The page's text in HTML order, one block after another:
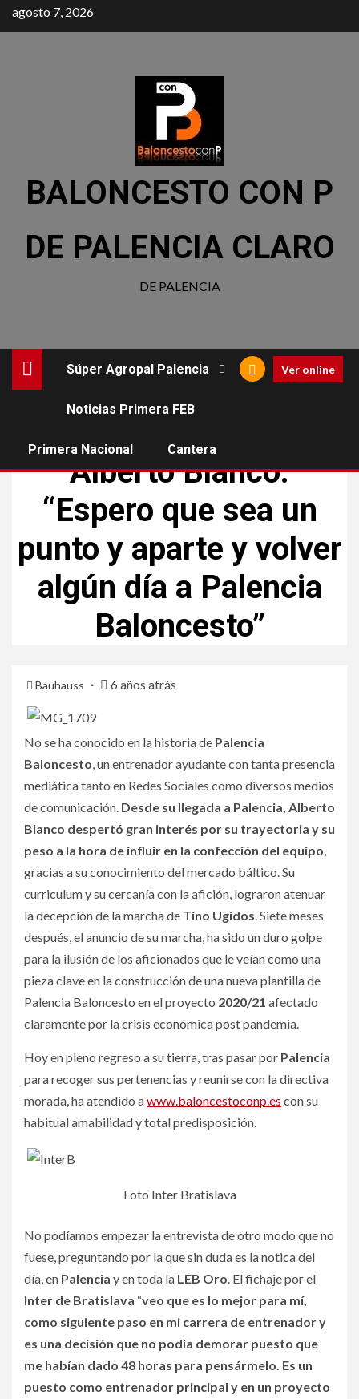
agosto 7, 2026
BALONCESTO CON P
DE PALENCIA CLARO
DE PALENCIA
Súper Agropal Palencia
Noticias Primera FEB
Primera Nacional Cantera
Ver online
Alberto Blanco:
“Espero que sea un
punto y aparte y volver
algún día a Palencia
Baloncesto”
Bauhauss 6 años atrás
No se ha conocido en la historia de Palencia
Baloncesto, un entrenador ayudante con tanta presencia
mediática tanto en Redes Sociales como diversos medios
de comunicación. Desde su llegada a Palencia, Alberto
Blanco despertó gran interés por su trayectoria y su
peso a la hora de influir en la confección del equipo,
gracias a su conocimiento del mercado báltico. Su
curriculum y su cercanía con la afición, lograron atenuar
la decepción de la marcha de Tino Ugidos. Siete meses
después, el anuncio de su marcha, ha sido un duro golpe
para la ilusión de los aficionados que le veían como una
pieza clave en la construcción de una nueva plantilla de
Palencia Baloncesto en el proyecto 2020/21 afectado
claramente por la crisis económica post pandemia.
Hoy en pleno regreso a su tierra, tras pasar por Palencia
para recoger sus pertenencias y reunirse con la directiva
morada, ha atendido awww.baloncestoconp.es con su
habitual amabilidad y total predisposición.
Foto Inter Bratislava
No podíamos empezar la entrevista de otro modo que no
fuese, preguntando por la que sin duda es la notica del
día, en Palencia y en toda la LEB Oro. El fichaje por el
Inter de Bratislava “veo que es lo mejor para mí,
como siguiente paso en mi carrera de entrenador y
es una decisión que no podía demorar puesto que
me habían dado 48 horas para pensármelo. Es un
puesto como entrenador principal y en un proyecto